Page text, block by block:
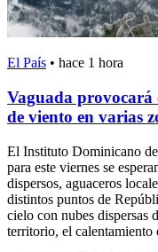
El País • hace 1 hora
Vaguada provocará
de viento en varias
El Instituto Dominicano
para este viernes se
dispersos, aguaceros
distintos puntos de
cielo con nubes dispersas
territorio, el